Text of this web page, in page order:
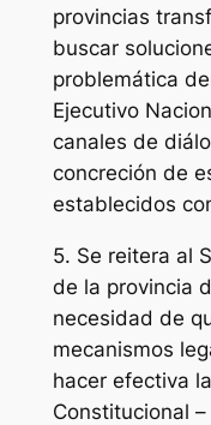
provincias
buscar
problemática
Ejecutivo
canales de
concreción de
establecidos
5. Se reitera al
de la provincia
necesidad de
mecanismos
hacer efectiva
Constitucional